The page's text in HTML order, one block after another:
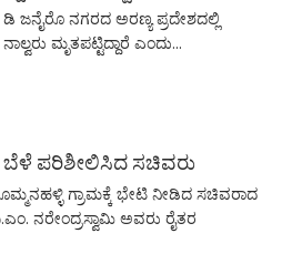
ನಗರದ ಅರಣ್ಯ ಪ್ರದೇಶದಲ್ಲಿ
ಮೃತಪಟ್ಟಿದ್ದಾರೆ ಎಂದು...
ಬೆಳೆ ಪರಿಶೀಲಿಸಿದ ಸಚಿವರು
ಗ್ರಾಮಕ್ಕೆ ಭೇಟಿ ನೀಡಿದ ಸಚಿವರಾದ
ನರೇಂದ್ರಸ್ವಾಮಿ ಅವರು ರೈತರ